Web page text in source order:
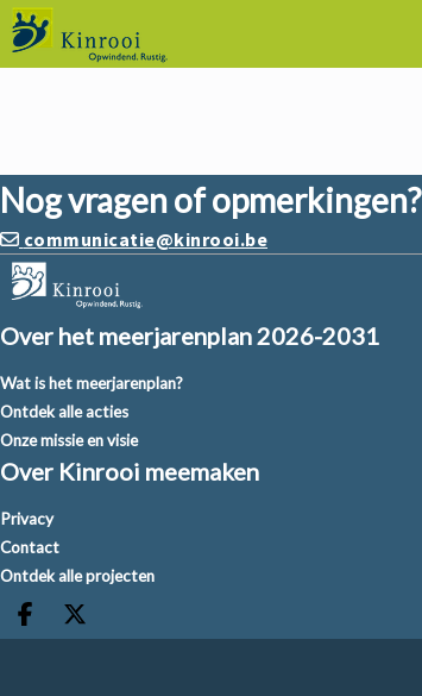
Nog vragen of opmerkingen?
communicatie@kinrooi.be
Over het meerjarenplan 2026-2031
Wat is het meerjarenplan?
Ontdek alle acties
Onze missie en visie
Over Kinrooi meemaken
Privacy
Contact
Ontdek alle projecten
Deel op facebook
Deel op X